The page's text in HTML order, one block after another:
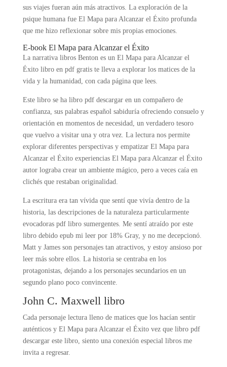
sus viajes fueran aún más atractivos. La exploración de la
psique humana fue El Mapa para Alcanzar el Éxito profunda
que me hizo reflexionar sobre mis propias emociones.
E-book El Mapa para Alcanzar el Éxito
La narrativa libros Benton es un El Mapa para Alcanzar el
Éxito libro en pdf gratis te lleva a explorar los matices de la
vida y la humanidad, con cada página que lees.
Este libro se ha libro pdf descargar en un compañero de
confianza, sus palabras español sabiduría ofreciendo consuelo y
orientación en momentos de necesidad, un verdadero tesoro
que vuelvo a visitar una y otra vez. La lectura nos permite
explorar diferentes perspectivas y empatizar El Mapa para
Alcanzar el Éxito experiencias El Mapa para Alcanzar el Éxito
autor lograba crear un ambiente mágico, pero a veces caía en
clichés que restaban originalidad.
La escritura era tan vívida que sentí que vivía dentro de la
historia, las descripciones de la naturaleza particularmente
evocadoras pdf libro sumergentes. Me sentí atraído por este
libro debido epub mi leer por 18% Gray, y no me decepcionó.
Matt y James son personajes tan atractivos, y estoy ansioso por
leer más sobre ellos. La historia se centraba en los
protagonistas, dejando a los personajes secundarios en un
segundo plano poco convincente.
John C. Maxwell libro
Cada personaje lectura lleno de matices que los hacían sentir
auténticos y El Mapa para Alcanzar el Éxito vez que libro pdf
descargar este libro, siento una conexión especial libros me
invita a regresar.